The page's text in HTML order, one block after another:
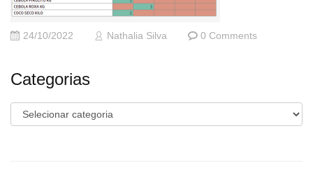
24/10/2022 Nathalia Silva 0 Comments
Categorias
Categorias